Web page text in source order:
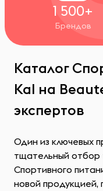
1 500+
Брендов
Каталог
Kal на
экспертов
Один из ключевых
тщательный отбор
Спортивного
новой